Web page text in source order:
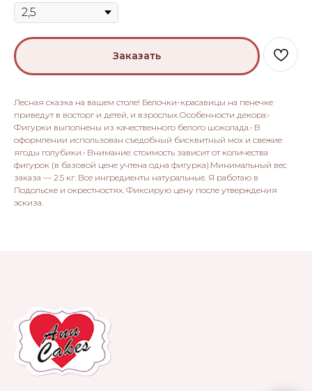
Заказать
Лесная сказка на вашем столе! Белочки-красавицы на пенечке
приведут в восторг и детей, и взрослых.Особенности декора:•
Фигурки выполнены из качественного белого шоколада.• В
оформлении использован съедобный бисквитный мох и свежие
ягоды голубики.• Внимание: стоимость зависит от количества
фигурок (в базовой цене учтена одна фигурка).Минимальный вес
заказа — 2.5 кг. Все ингредиенты натуральные. Я работаю в
Подольске и окрестностях. Фиксирую цену после утверждения
эскиза.